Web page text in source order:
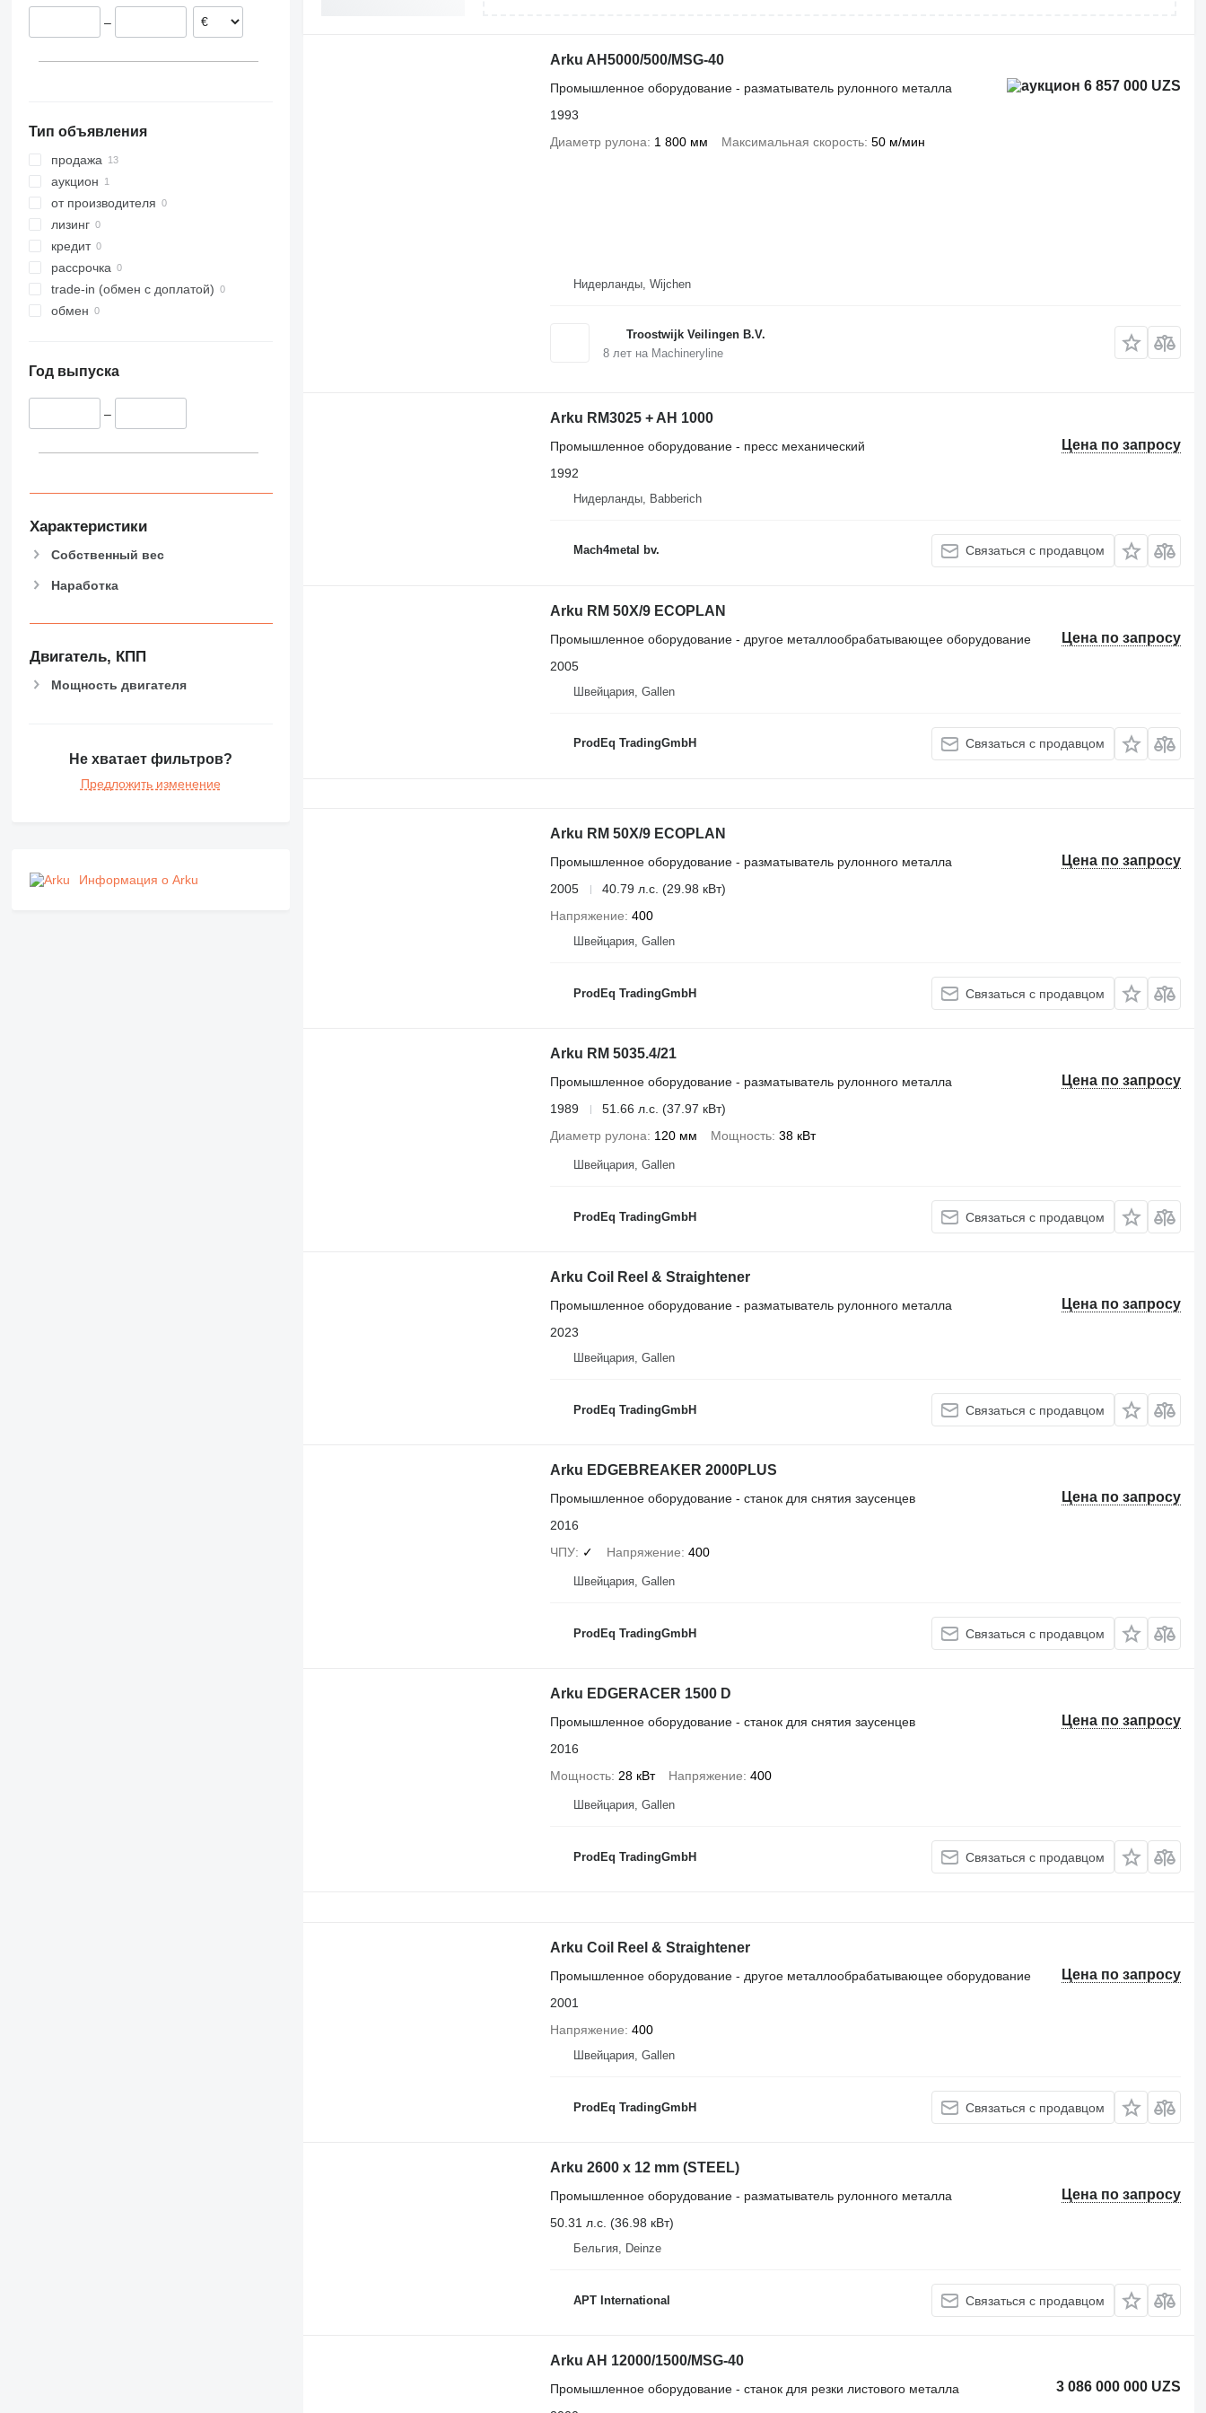
Хорватия
Бельгия
–
Тип объявления
продажа
аукцион
от производителя
лизинг
кредит
рассрочка
trade-in (обмен с доплатой)
обмен
Год выпуска
–
Характеристики
Собственный вес
Наработка
Двигатель, КПП
Мощность двигателя
Не хватает фильтров?
Предложить изменение
Информация о Arku
Arku AH5000/500/MSG-40
6 857 000 UZS
Промышленное оборудование - разматыватель рулонного металла
1993
Диаметр рулона
1 800 мм Максимальная скорость 50 м/мин
Нидерланды, Wijchen
Troostwijk Veilingen B.V.
8лет на Machineryline
Arku RM3025 + AH 1000
Цена по запросу
Промышленное оборудование - пресс механический
1992
Нидерланды, Babberich
Mach4metal bv. Связаться с продавцом
Arku RM 50X/9 ECOPLAN
Цена по запросу
Промышленное оборудование - другое металлообрабатывающее оборудование
2005
Швейцария, Gallen
ProdEq TradingGmbH Связаться с продавцом
Arku RM 50X/9 ECOPLAN
Цена по запросу
Промышленное оборудование - разматыватель рулонного металла
2005
40.79 л.с. (29.98 кВт)
Напряжение 400
Швейцария, Gallen
ProdEq TradingGmbH Связаться с продавцом
Arku RM 5035.4/21
Цена по запросу
Промышленное оборудование - разматыватель рулонного металла
1989
51.66 л.с. (37.97 кВт)
Диаметр рулона 120 мм Мощность 38 кВт
Швейцария, Gallen
ProdEq TradingGmbH Связаться с продавцом
Arku Coil Reel & Straightener
Цена по запросу
Промышленное оборудование - разматыватель рулонного металла
2023
Швейцария, Gallen
ProdEq TradingGmbH Связаться с продавцом
Arku EDGEBREAKER 2000PLUS
Цена по запросу
Промышленное оборудование - станок для снятия заусенцев
2016
ЧПУ
✓ Напряжение 400
Швейцария, Gallen
ProdEq TradingGmbH Связаться с продавцом
Arku EDGERACER 1500 D
Цена по запросу
Промышленное оборудование - станок для снятия заусенцев
2016
Мощность 28 кВт Напряжение 400
Швейцария, Gallen
ProdEq TradingGmbH Связаться с продавцом
Arku Coil Reel & Straightener
Цена по запросу
Промышленное оборудование - другое металлообрабатывающее оборудование
2001
Напряжение 400
Швейцария, Gallen
ProdEq TradingGmbH Связаться с продавцом
Arku 2600 x 12 mm (STEEL)
Цена по запросу
Промышленное оборудование - разматыватель рулонного металла
50.31 л.с. (36.98 кВт)
Бельгия, Deinze
APT International Связаться с продавцом
Arku AH 12000/1500/MSG-40
3 086 000 000 UZS
Промышленное оборудование - станок для резки листового металла